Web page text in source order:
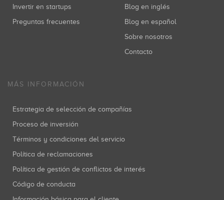
Invertir en startups
Preguntas frecuentes
Blog en inglés
Blog en español
Sobre nosotros
Contacto
MÁS INFORMACIÓN
Estrategia de selección de compañías
Proceso de inversión
Términos y condiciones del servicio
Política de reclamaciones
Política de gestión de conflictos de interés
Código de conducta